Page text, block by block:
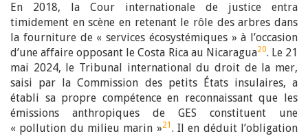
En 2018, la Cour internationale de justice entra
timidement en scène en retenant le rôle des arbres dans
la fourniture de « services écosystémiques » à l’occasion
d’une affaire opposant le Costa Rica au Nicaragua20. Le 21
mai 2024, le Tribunal international du droit de la mer,
saisi par la Commission des petits États insulaires, a
établi sa propre compétence en reconnaissant que les
émissions anthropiques de GES constituent une
« pollution du milieu marin »21 . Il en déduit l’obligation